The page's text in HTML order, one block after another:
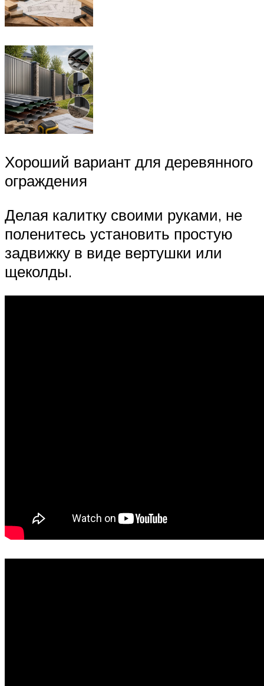
Хороший вариант для деревянного
ограждения
Делая калитку своими руками, не
поленитесь установить простую
задвижку в виде вертушки или
щеколды.